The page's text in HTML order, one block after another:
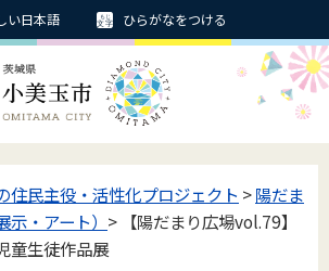
い日本語 ひらがなをつける
住民主役・活性化プロジェクト >陽だま
・アート） > 【陽だまり広場vol.79】
童生徒作品展